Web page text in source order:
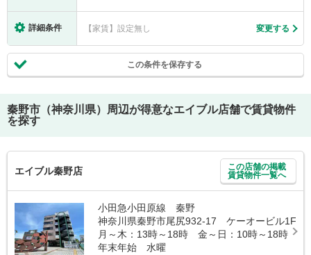
詳細条件 【家賃】設定無し 変更する
この条件を保存する
秦野市（神奈川県）
周辺が得意なエイブル店舗で賃貸物件
を探す
エイブル秦野店
この店舗の掲載
賃貸物件一覧へ
小田急小田原線 秦野
神奈川県秦野市尾尻932-17 ケーオービル1F
月～木：13時～18時 金～日：10時～18時
年末年始 水曜